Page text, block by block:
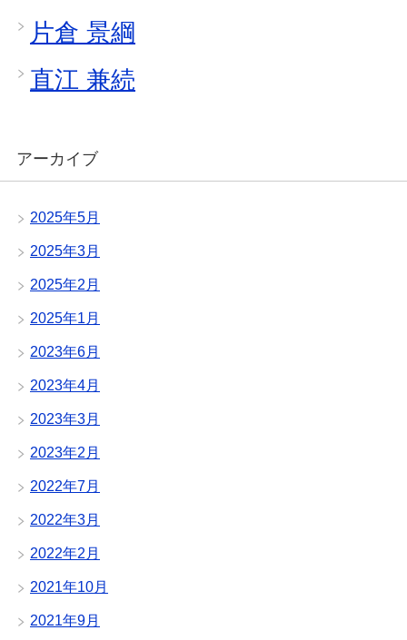
片倉 景綱
直江 兼続
アーカイブ
2025年5月
2025年3月
2025年2月
2025年1月
2023年6月
2023年4月
2023年3月
2023年2月
2022年7月
2022年3月
2022年2月
2021年10月
2021年9月